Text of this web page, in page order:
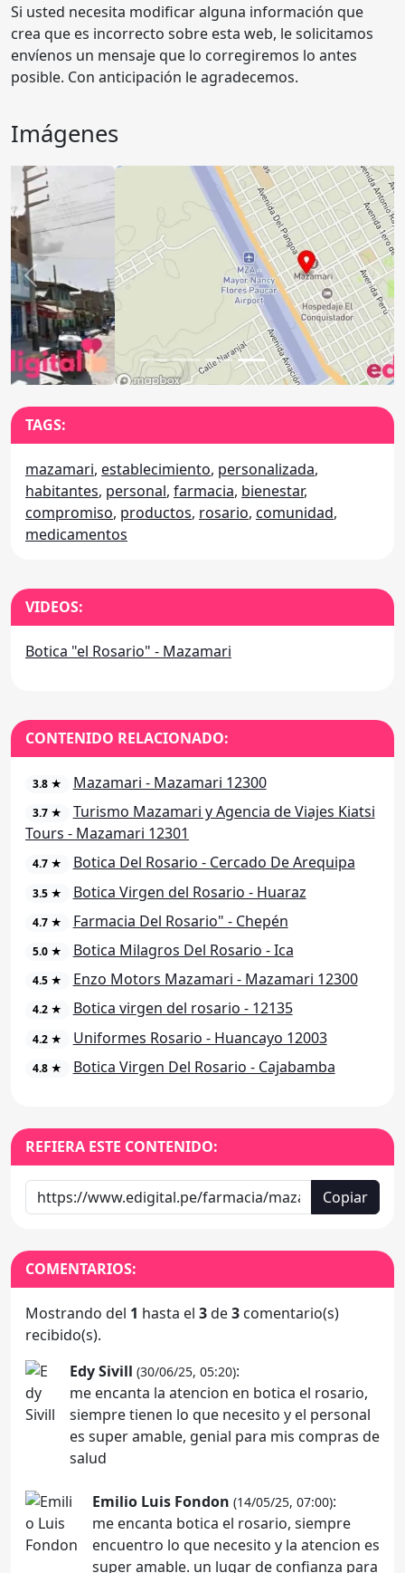
Si usted necesita modificar alguna información que
crea que es incorrecto sobre esta web, le solicitamos
envíenos un mensaje que lo corregiremos lo antes
posible. Con anticipación le agradecemos.
Imágenes
Anterior
TAGS:
mazamari, establecimiento, personalizada,
habitantes, personal, farmacia, bienestar,
compromiso, productos, rosario, comunidad,
medicamentos
VIDEOS:
Botica "el Rosario" - Mazamari
CONTENIDO RELACIONADO:
3.8 ★ Mazamari - Mazamari 12300
3.7 ★
Turismo Mazamari y Agencia de Viajes Kiatsi
Tours - Mazamari 12301
4.7 ★ Botica Del Rosario - Cercado De Arequipa
3.5 ★ Botica Virgen del Rosario - Huaraz
4.7 ★ Farmacia Del Rosario" - Chepén
5.0 ★ Botica Milagros Del Rosario - Ica
4.5 ★ Enzo Motors Mazamari - Mazamari 12300
4.2 ★ Botica virgen del rosario - 12135
4.2 ★ Uniformes Rosario - Huancayo 12003
4.8 ★ Botica Virgen Del Rosario - Cajabamba
REFIERA ESTE CONTENIDO:
Copiar
COMENTARIOS:
Mostrando del 1 hasta el 3de3 comentario(s)
recibido(s).
Edy Sivill (30/06/25, 05:20):
me encanta la atencion en botica el rosario,
siempre tienen lo que necesito y el personal
es super amable, genial para mis compras de
salud
Emilio Luis Fondon (14/05/25, 07:00):
me encanta botica el rosario, siempre
encuentro lo que necesito y la atencion es
super amable. un lugar de confianza para